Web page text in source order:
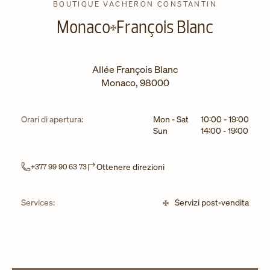
BOUTIQUE VACHERON CONSTANTIN
Monaco François Blanc
Allée François Blanc
Monaco,98000
Orari di apertura: Giorno della settimanaOre
Mon - Sat 10:00-19:00
Sun
14:00-19:00
+377 99 90 63 73 Ottenere direzioniLink Opens in New Tab
Services: Servizi post-vendita